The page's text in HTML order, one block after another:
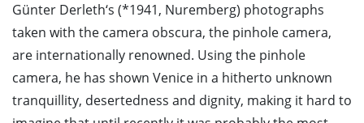
Günter Derleth‘s (*1941, Nuremberg) photographs
taken with the camera obscura, the pinhole camera,
are internationally renowned. Using the pinhole
camera, he has shown Venice in a hitherto unknown
tranquillity, desertedness and dignity, making it hard to